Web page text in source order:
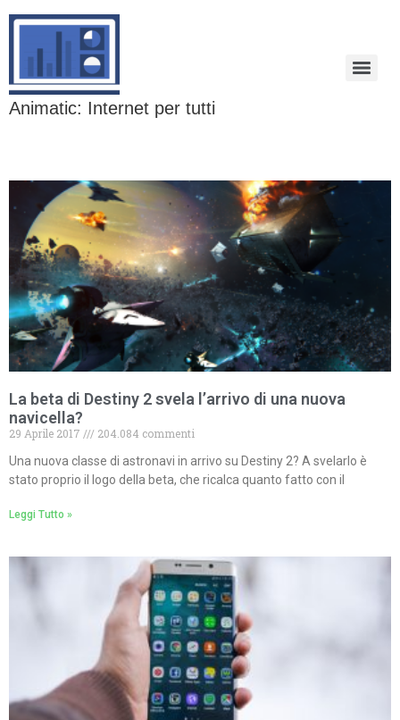
Animatic: Internet per tutti
La beta di Destiny 2 svela l’arrivo di una nuova
navicella?
29 Aprile 2017
204.084 commenti
Una nuova classe di astronavi in arrivo su Destiny 2? A svelarlo è
stato proprio il logo della beta, che ricalca quanto fatto con il
Leggi Tutto »